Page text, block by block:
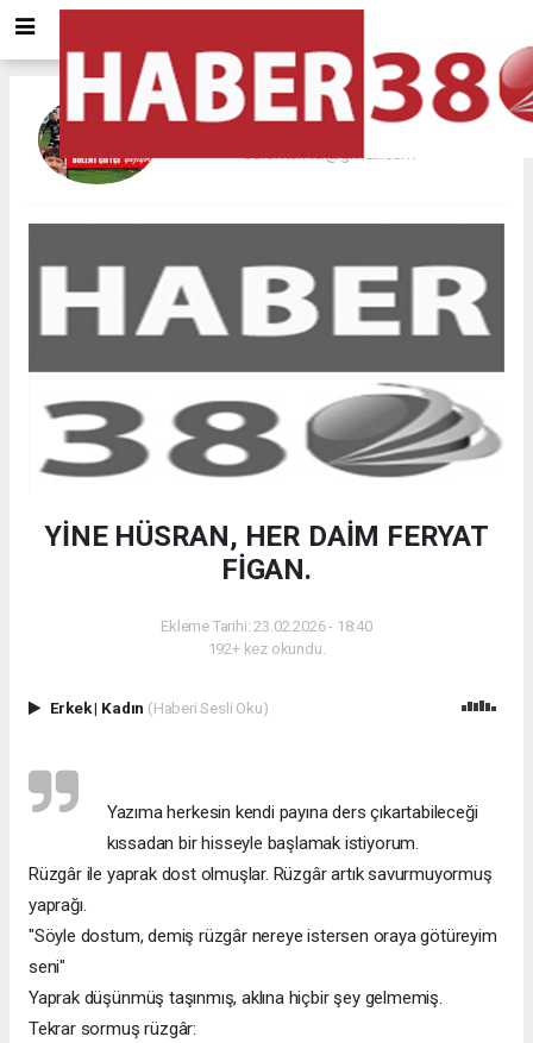
BÜLENT ÇİFTÇİ
YİNE HÜSRAN, HER DAİM FERYAT
FİGAN.
Ekleme Tarihi: 23.02.2026 - 18:40
192+ kez okundu.
Erkek| Kadın (Haberi Sesli Oku)
Yazıma herkesin kendi payına ders çıkartabileceği
kıssadan bir hisseyle başlamak istiyorum.
Rüzgâr ile yaprak dost olmuşlar. Rüzgâr artık savurmuyormuş
yaprağı.
"Söyle dostum, demiş rüzgâr nereye istersen oraya götüreyim
seni"
Yaprak düşünmüş taşınmış, aklına hiçbir şey gelmemiş.
Tekrar sormuş rüzgâr: